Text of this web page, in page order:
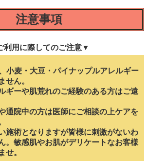
注意事項
利用に際してのご注意▼
小麦・大豆・パイナップルアレルギー
せん。
ギーや肌荒れのご経験のある方はご遠
通院中の方は医師にご相談の上ケアを
施術となりますが皆様に刺激がないわ
。敏感肌やお肌がデリケートなお客様
せ。